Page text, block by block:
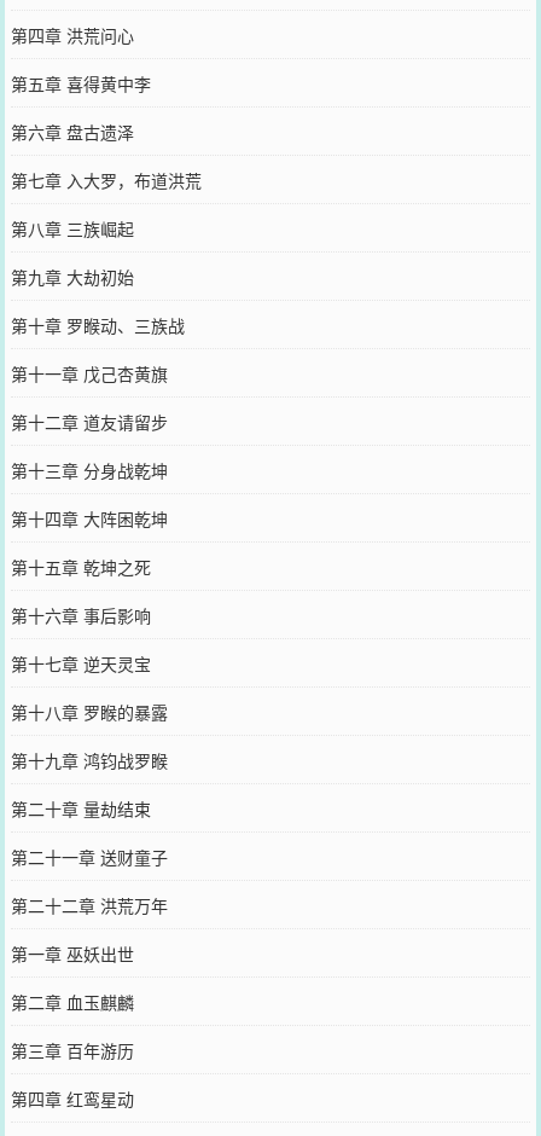
第四章 洪荒问心
第五章 喜得黄中李
第六章 盘古遗泽
第七章 入大罗，布道洪荒
第八章 三族崛起
第九章 大劫初始
第十章 罗睺动、三族战
第十一章 戊己杏黄旗
第十二章 道友请留步
第十三章 分身战乾坤
第十四章 大阵困乾坤
第十五章 乾坤之死
第十六章 事后影响
第十七章 逆天灵宝
第十八章 罗睺的暴露
第十九章 鸿钧战罗睺
第二十章 量劫结束
第二十一章 送财童子
第二十二章 洪荒万年
第一章 巫妖出世
第二章 血玉麒麟
第三章 百年游历
第四章 红鸾星动